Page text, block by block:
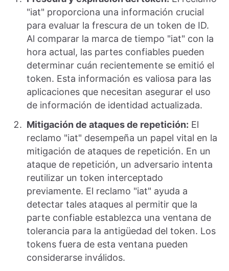
"iat" proporciona una información crucial
para evaluar la frescura de un token de ID.
Al comparar la marca de tiempo "iat" con la
hora actual, las partes confiables pueden
determinar cuán recientemente se emitió el
token. Esta información es valiosa para las
aplicaciones que necesitan asegurar el uso
de información de identidad actualizada.
Mitigación de ataques de repetición: El
reclamo "iat" desempeña un papel vital en la
mitigación de ataques de repetición. En un
ataque de repetición, un adversario intenta
reutilizar un token interceptado
previamente. El reclamo "iat" ayuda a
detectar tales ataques al permitir que la
parte confiable establezca una ventana de
tolerancia para la antigüedad del token. Los
tokens fuera de esta ventana pueden
considerarse inválidos.